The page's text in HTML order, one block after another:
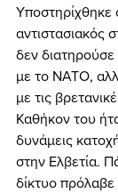
Υποστηρίχθηκε
αντιστασιακός
δεν διατηρούσε
με το ΝΑΤΟ,
με τις
Καθήκον του
δυνάμεις
στην Ελβετία.
δίκτυο